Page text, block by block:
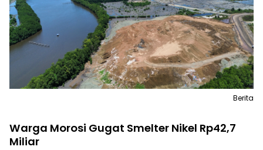
Warga Morosi Gugat Smelter Nikel Rp42,7
Miliar
Berita